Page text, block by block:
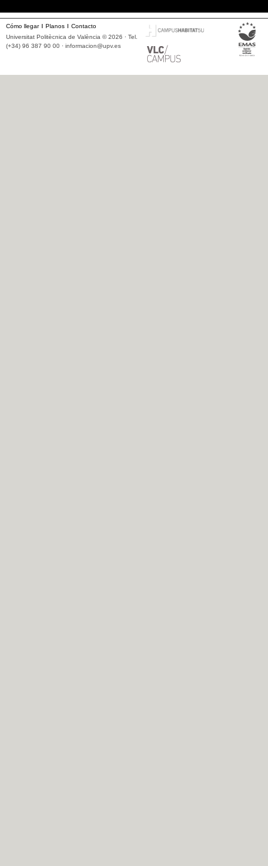
Cómo llegar Planos
Contacto
Universitat Politècnica de València © 2026 · Tel.
(+34) 96 387 90 00 · informacion@upv.es